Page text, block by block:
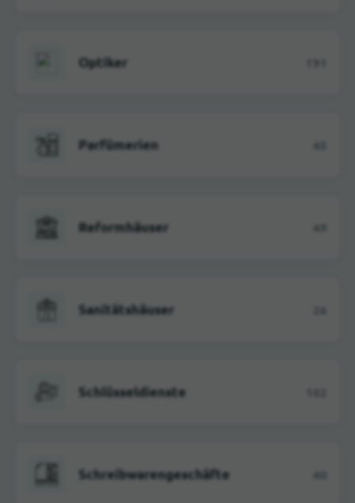
Optiker 191
Parfümerien 45
Reformhäuser 49
Sanitätshäuser 26
Schlüsseldienste
Schreibwarengeschäfte 40